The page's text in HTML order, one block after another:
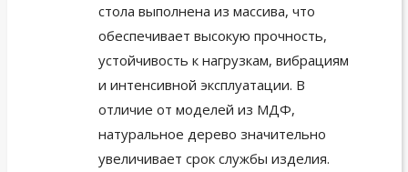
стола выполнена из массива, что
обеспечивает высокую прочность,
устойчивость к нагрузкам, вибрациям
и интенсивной эксплуатации. В
отличие от моделей из МДФ,
натуральное дерево значительно
увеличивает срок службы изделия.